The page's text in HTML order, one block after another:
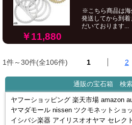
￥11,880
※こちら商品は海
発送してから到
だいております...
1件～30件(全106件) 1 2
通販の宝石箱 検
ヤフーショッピング 楽天市場 amazon
ヤマダモール nissen ツクモネットショ
イシバシ楽器 アイリスオオヤマ セレク